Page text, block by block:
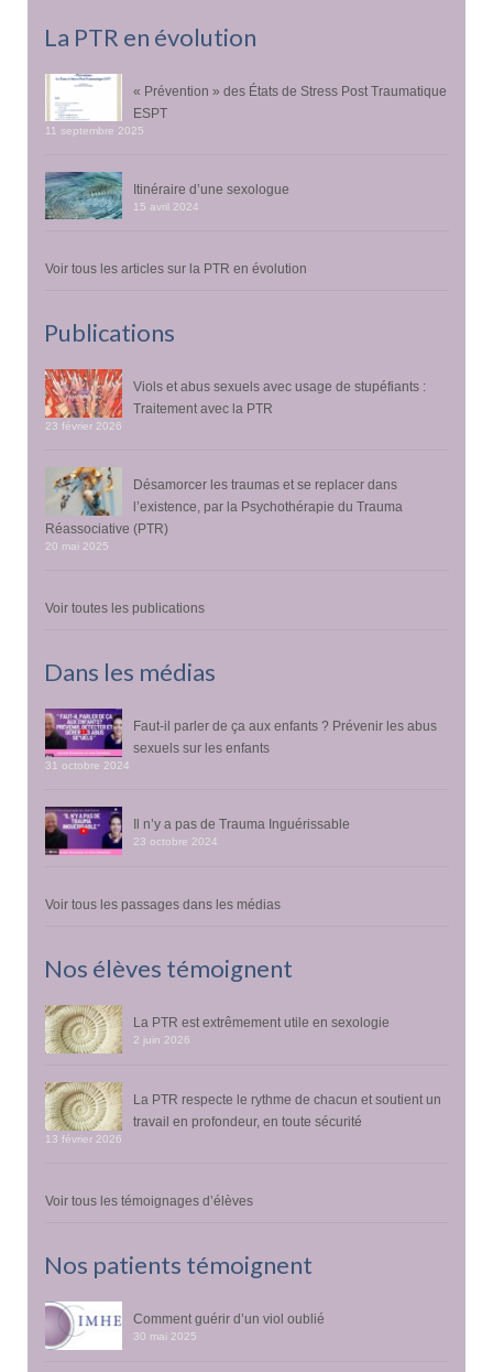
La PTR en évolution
« Prévention » des États de Stress Post Traumatique
ESPT
11 septembre 2025
Itinéraire d’une sexologue
15 avril 2024
Voir tous les articles sur la PTR en évolution
Publications
Viols et abus sexuels avec usage de stupéfiants :
Traitement avec la PTR
23 février 2026
Désamorcer les traumas et se replacer dans
l’existence, par la Psychothérapie du Trauma
Réassociative (PTR)
20 mai 2025
Voir toutes les publications
Dans les médias
Faut-il parler de ça aux enfants ? Prévenir les abus
sexuels sur les enfants
31 octobre 2024
Il n’y a pas de Trauma Inguérissable
23 octobre 2024
Voir tous les passages dans les médias
Nos élèves témoignent
La PTR est extrêmement utile en sexologie
2 juin 2026
La PTR respecte le rythme de chacun et soutient un
travail en profondeur, en toute sécurité
13 février 2026
Voir tous les témoignages d’élèves
Nos patients témoignent
Comment guérir d’un viol oublié
30 mai 2025